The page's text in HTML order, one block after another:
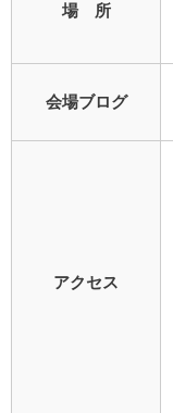
場 所
会場ブログ
アクセス